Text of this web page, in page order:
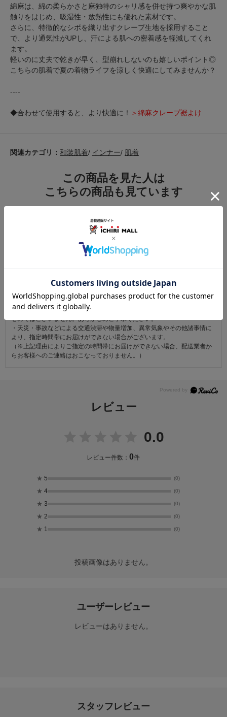
綿麻は、綿の柔らかさと麻独特のシャリ感を併せ持つ爽やかな肌
触りをはじめ、吸湿性・放熱性にも優れた素材です。
さらに、特徴的なシボを織り出すクレープ生地を採用すること
で、より通気性がUPし、汗による肌への密着感を軽減してくれ
ます。
軽いのに丈夫で乾きが早く、型崩れしないのも嬉しいポイント◎
こちらの肌着で夏の着物ライフを涼しく快適にしてみませんか？
----
◆合わせて使用すると、より快適に！ ＞綿麻クレープ裾よけ
関連カテゴリ： 和装肌着/ インナー/ 肌着
この商品を見た人は
こちらの商品も見ています
注意事項
お仕立て後、お客様の手元に届いてから30日以内であれば返品可能です。
返品にかかる送料は無料です。
・ご使用になられた商品
・お客様の元で、傷または破損が生じた商品
・1点あたり20万円以上の商品でお客様の寸法にお仕立て済みの場合
・時間帯指定は配送業者のサービスであり、確実なお届けをお約束できる
ものではございません。あらかじめご了承ください。
・天災・事故などによる交通渋滞や物量増加、異常気象やその他諸事情に
より、指定時間帯にお届けができない場合がございます。
（※上記理由によりご指定の時間帯にお届けができない場合、配送業者か
らお客様へのご連絡はおこなっておりません。）
レビュー
0.0
レビュー件数：0件
★ 5 (0)
★ 4 (0)
★ 3 (0)
★ 2 (0)
★ 1 (0)
投稿画像はありません。
ユーザーレビュー
レビューはありません。
スタッフレビュー